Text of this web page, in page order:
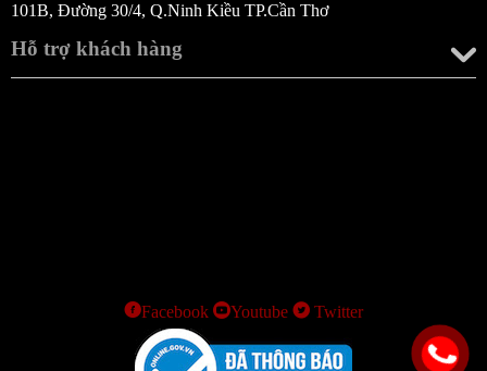
101B, Đường 30/4, Q.Ninh Kiều TP.Cần Thơ
Hỗ trợ khách hàng
Facebook Youtube Twitter